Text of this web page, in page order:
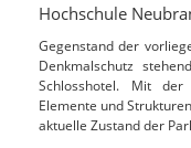
Hochschule
Gegenstand der
Denkmalschutz
Schlosshotel. Mit
Elemente und
aktuelle Zustand der